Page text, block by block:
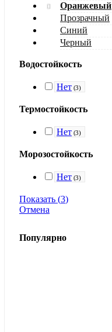
Оранжевый
Прозрачный
Синий
Черный
Водостойкость
Нет (3)
Термостойкость
Нет (3)
Морозостойкость
Нет (3)
Показать (3)
Отмена
Популярно